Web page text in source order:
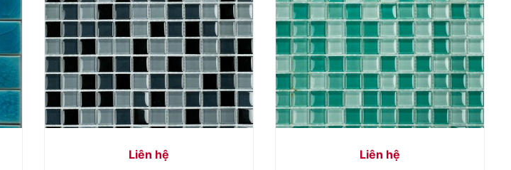
Liên hệ
Liên hệ